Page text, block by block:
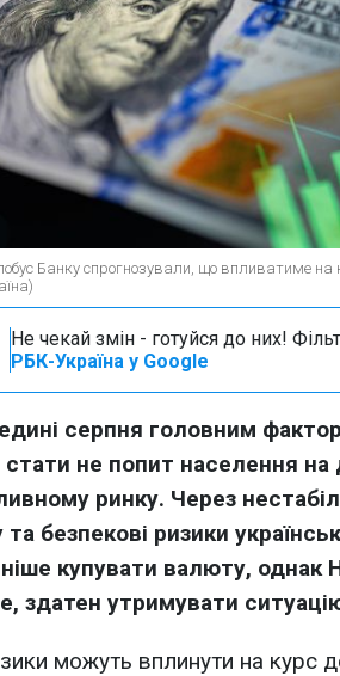
Банку спрогнозували, що впливатиме
Не чекай змін - готуйся до них!
РБК-Україна у Google
серпня головним
не попит населення на
ринку. Через
та безпекові ризики
купувати валюту, однак
здатен утримувати
можуть вплинути на курс